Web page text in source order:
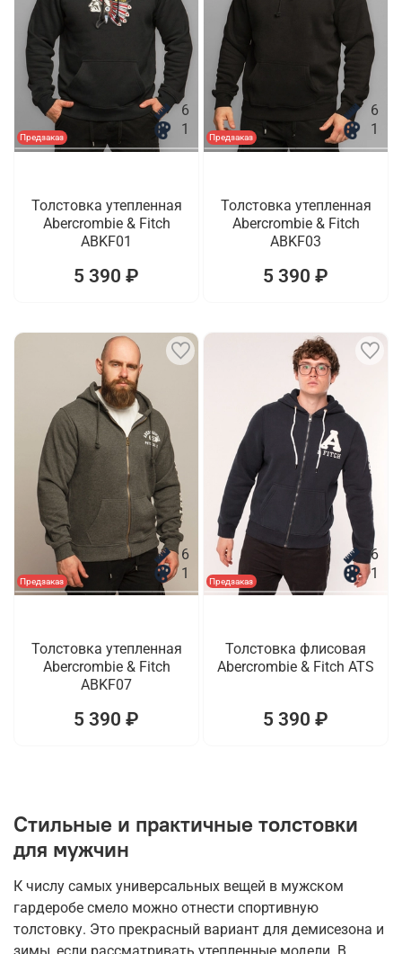
Предзаказ
6
1
Толстовка утепленная
Abercrombie & Fitch
ABKF01
5 390 ₽
Предзаказ
6
1
Толстовка утепленная
Abercrombie & Fitch
ABKF03
5 390 ₽
Предзаказ
6
1
Толстовка утепленная
Abercrombie & Fitch
ABKF07
5 390 ₽
Предзаказ
6
1
Толстовка флисовая
Abercrombie & Fitch ATS
5 390 ₽
Стильные и практичные толстовки
для мужчин
К числу самых универсальных вещей в мужском
гардеробе смело можно отнести спортивную
толстовку. Это прекрасный вариант для демисезона и